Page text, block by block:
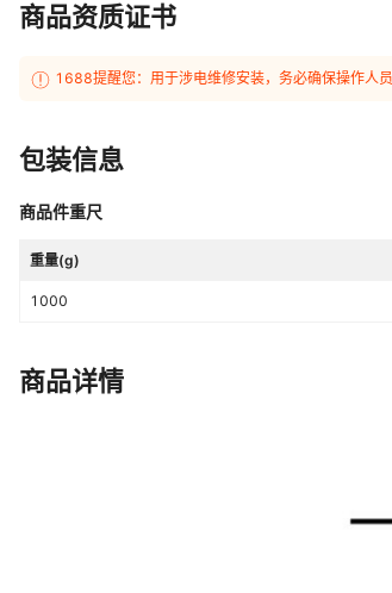
商品资质证书
1688提醒您：用于涉电维修安装，务必确保操作人
包装信息
商品件重尺
重量(g)
1000
商品详情